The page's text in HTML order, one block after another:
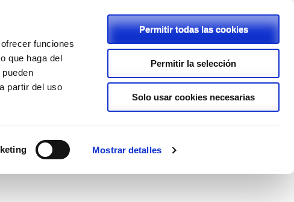
funciones
que haga del
partir del uso
Mostrar detalles
Permitir todas las cookies
Permitir la selección
Solo usar cookies necesarias
962411239
ENLACES PROYECTOS LOPD